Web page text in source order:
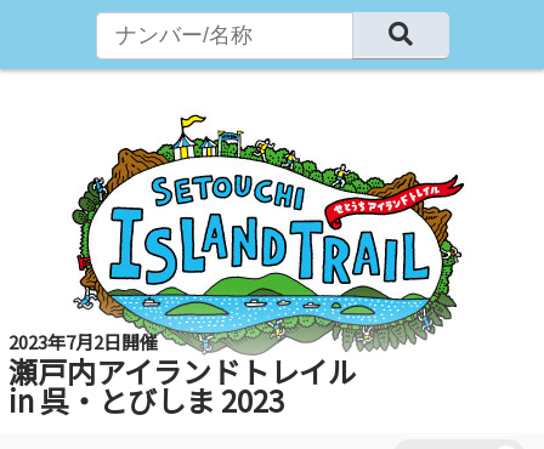
2023年7月2日開催
瀬戸内アイランドトレイル
in 呉・とびしま 2023